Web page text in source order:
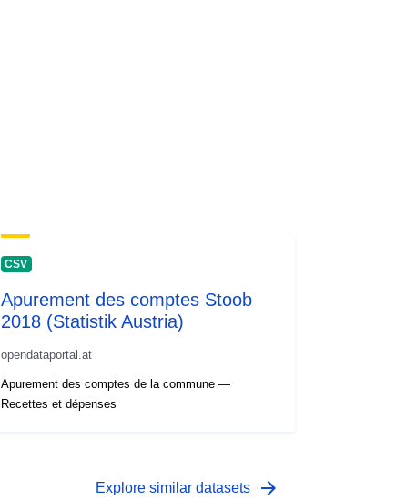
CSV
Apurement des comptes Stoob
2018 (Statistik Austria)
opendataportal.at
Apurement des comptes de la commune —
Recettes et dépenses
Explore similar datasets arrow_forward